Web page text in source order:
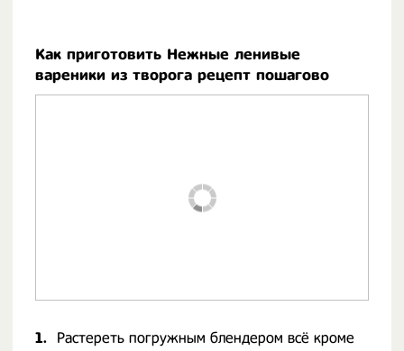
Как приготовить Нежные ленивые
вареники из творога рецепт пошагово
1.
Растереть погружным блендером всё кроме